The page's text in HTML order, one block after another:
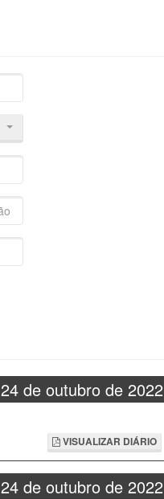
24 de outubro de 2022
VISUALIZAR DIÁRIO
24 de outubro de 2022